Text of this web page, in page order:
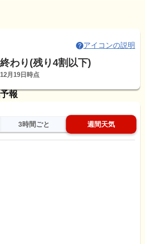
アイコンの説明
終わり(残り4割以下)
12月19日時点
報
3時間ごと 週間天気